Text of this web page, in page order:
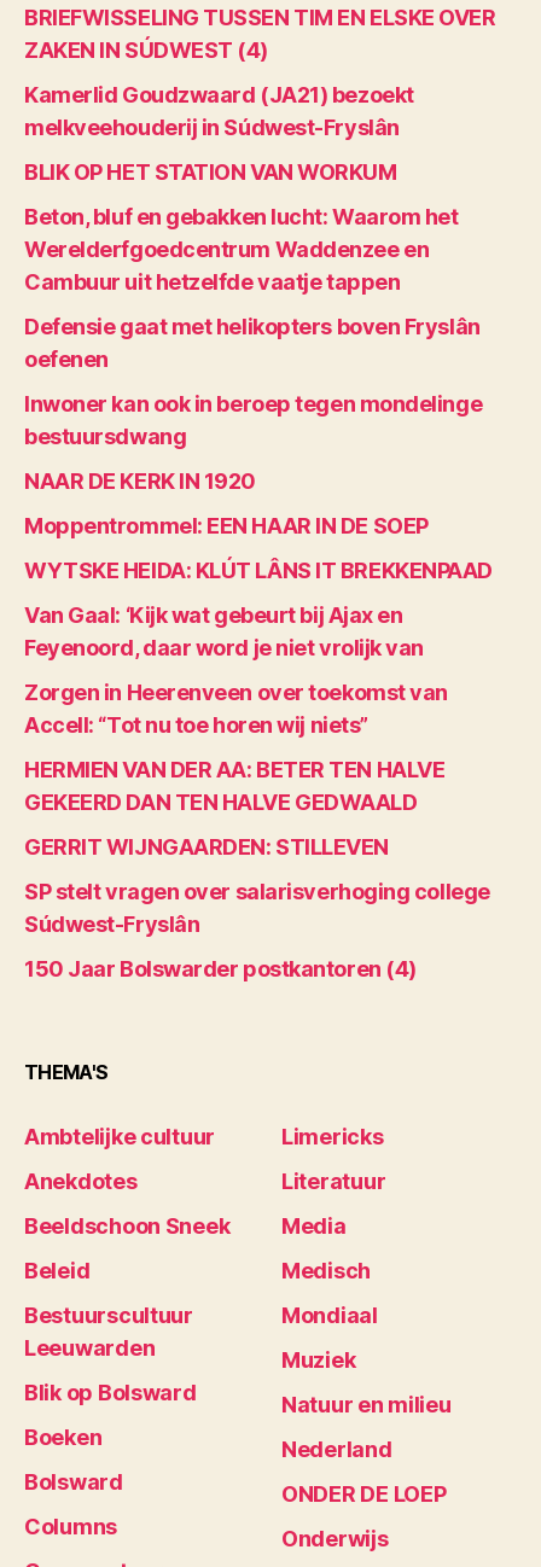
BRIEFWISSELING TUSSEN TIM EN ELSKE OVER
ZAKEN IN SÚDWEST (4)
Kamerlid Goudzwaard (JA21) bezoekt
melkveehouderij in Súdwest-Fryslân
BLIK OP HET STATION VAN WORKUM
Beton, bluf en gebakken lucht: Waarom het
Werelderfgoedcentrum Waddenzee en
Cambuur uit hetzelfde vaatje tappen
Defensie gaat met helikopters boven Fryslân
oefenen
Inwoner kan ook in beroep tegen mondelinge
bestuursdwang
NAAR DE KERK IN 1920
Moppentrommel: EEN HAAR IN DE SOEP
WYTSKE HEIDA: KLÚT LÂNS IT BREKKENPAAD
Van Gaal: ‘Kijk wat gebeurt bij Ajax en
Feyenoord, daar word je niet vrolijk van
Zorgen in Heerenveen over toekomst van
Accell: “Tot nu toe horen wij niets”
HERMIEN VAN DER AA: BETER TEN HALVE
GEKEERD DAN TEN HALVE GEDWAALD
GERRIT WIJNGAARDEN: STILLEVEN
SP stelt vragen over salarisverhoging college
Súdwest-Fryslân
150 Jaar Bolswarder postkantoren (4)
THEMA'S
Ambtelijke cultuur
Anekdotes
Beeldschoon Sneek
Beleid
Bestuurscultuur
Leeuwarden
Blik op Bolsward
Boeken
Bolsward
Columns
Limericks
Literatuur
Media
Medisch
Mondiaal
Muziek
Natuur en milieu
Nederland
ONDER DE LOEP
Onderwijs